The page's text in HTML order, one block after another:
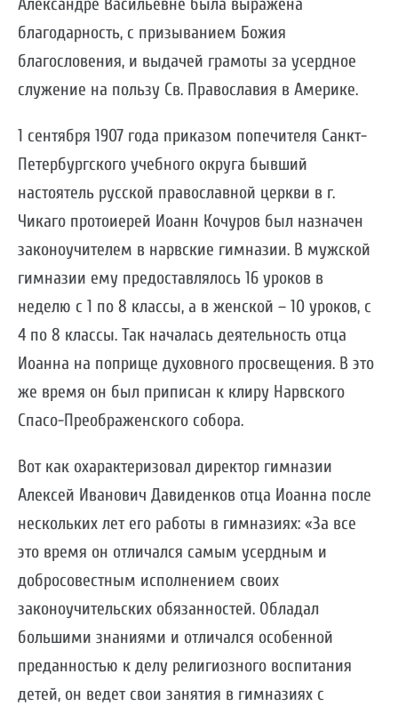
благодарность, с призыванием Божия
благословения, и выдачей грамоты за усердное
служение на пользу Св. Православия в Америке.
1 сентября 1907 года приказом попечителя Санкт-
Петербургского учебного округа бывший
настоятель русской православной церкви в г.
Чикаго протоиерей Иоанн Кочуров был назначен
законоучителем в нарвские гимназии. В мужской
гимназии ему предоставлялось 16 уроков в
неделю с 1 по 8 классы, а в женской – 10 уроков, с
4 по 8 классы. Так началась деятельность отца
Иоанна на поприще духовного просвещения. В это
же время он был приписан к клиру Нарвского
Спасо-Преображенского собора.
Вот как охарактеризовал директор гимназии
Алексей Иванович Давиденков отца Иоанна после
нескольких лет его работы в гимназиях: «За все
это время он отличался самым усердным и
добросовестным исполнением своих
законоучительских обязанностей. Обладал
большими знаниями и отличался особенной
преданностью к делу религиозного воспитания
детей, он ведет свои занятия в гимназиях с